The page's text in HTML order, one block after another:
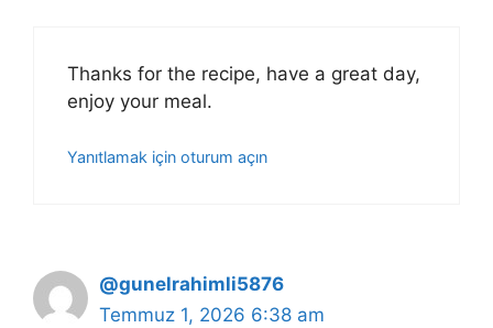
Thanks for the recipe, have a great day,
enjoy your meal.
Yanıtlamak için oturum açın
@gunelrahimli5876
Temmuz 1, 2026 6:38 am